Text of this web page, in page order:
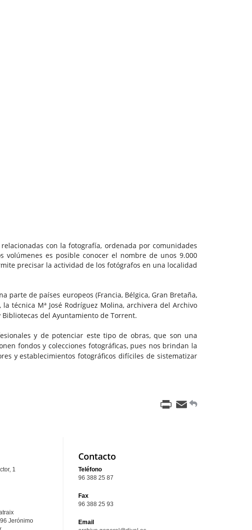
con la fotografía, ordenada por comunidades
es posible conocer el nombre de unos 9.000
precisar la actividad de los fotógrafos en una localidad
parte de países europeos (Francia, Bélgica, Gran Bretaña,
técnica Mª José Rodríguez Molina, archivera del Archivo
Bibliotecas del Ayuntamiento de Torrent.
y de potenciar este tipo de obras, que son una
fondos y colecciones fotográficas, pues nos brindan la
y establecimientos fotográficos difíciles de sistematizar
PrintEmail
1
Jerónimo
Contacto
Teléfono
96 388 25 87
Fax
96 388 25 93
Email